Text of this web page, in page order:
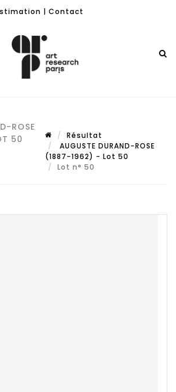
| Contact
ROSE
50
Résultat
AUGUSTE DURAND-ROSE
(1887-1962) - Lot 50
Lot n° 50